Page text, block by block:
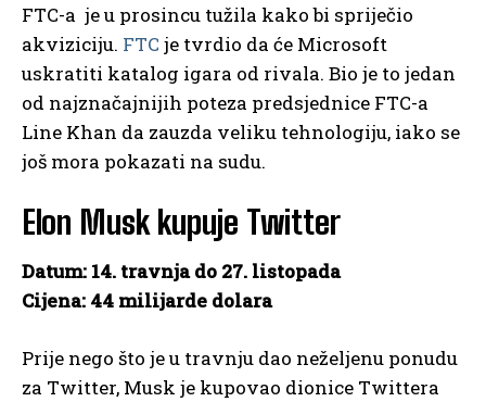
FTC-a je u prosincu tužila kako bi spriječio
akviziciju. FTC je tvrdio da će Microsoft
uskratiti katalog igara od rivala. Bio je to jedan
od najznačajnijih poteza predsjednice FTC-a
Line Khan da zauzda veliku tehnologiju, iako se
još mora pokazati na sudu.
Elon Musk kupuje Twitter
Datum: 14. travnja do 27. listopada
Cijena: 44 milijarde dolara
Prije nego što je u travnju dao neželjenu ponudu
za Twitter, Musk je kupovao dionice Twittera